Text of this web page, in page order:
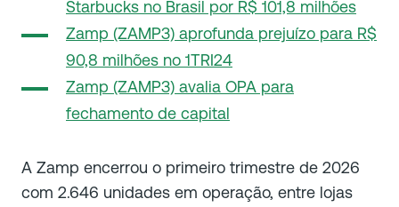
Starbucks no Brasil por R$ 101,8 milhões
Zamp (ZAMP3) aprofunda prejuízo para R$
90,8 milhões no 1TRI24
Zamp (ZAMP3) avalia OPA para
fechamento de capital
A Zamp encerrou o primeiro trimestre de 2026
com 2.646 unidades em operação, entre lojas